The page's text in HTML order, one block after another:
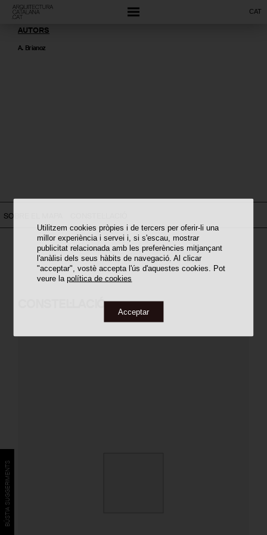
Utilitzem cookies pròpies i de tercers per oferir-li una
millor experiència i servei i, si s'escau, mostrar
publicitat relacionada amb les preferències mitjançant
l'anàlisi dels seus hàbits de navegació. Al clicar
"acceptar", vostè accepta l'ús d'aquestes cookies. Pot
veure lapolítica de cookies
Acceptar
CAT
AUTORS
A. Brianoz
SOBRE EL MAPA
CONSTEL·LACIÓ
BÚSTIA SUGGERIMENTS